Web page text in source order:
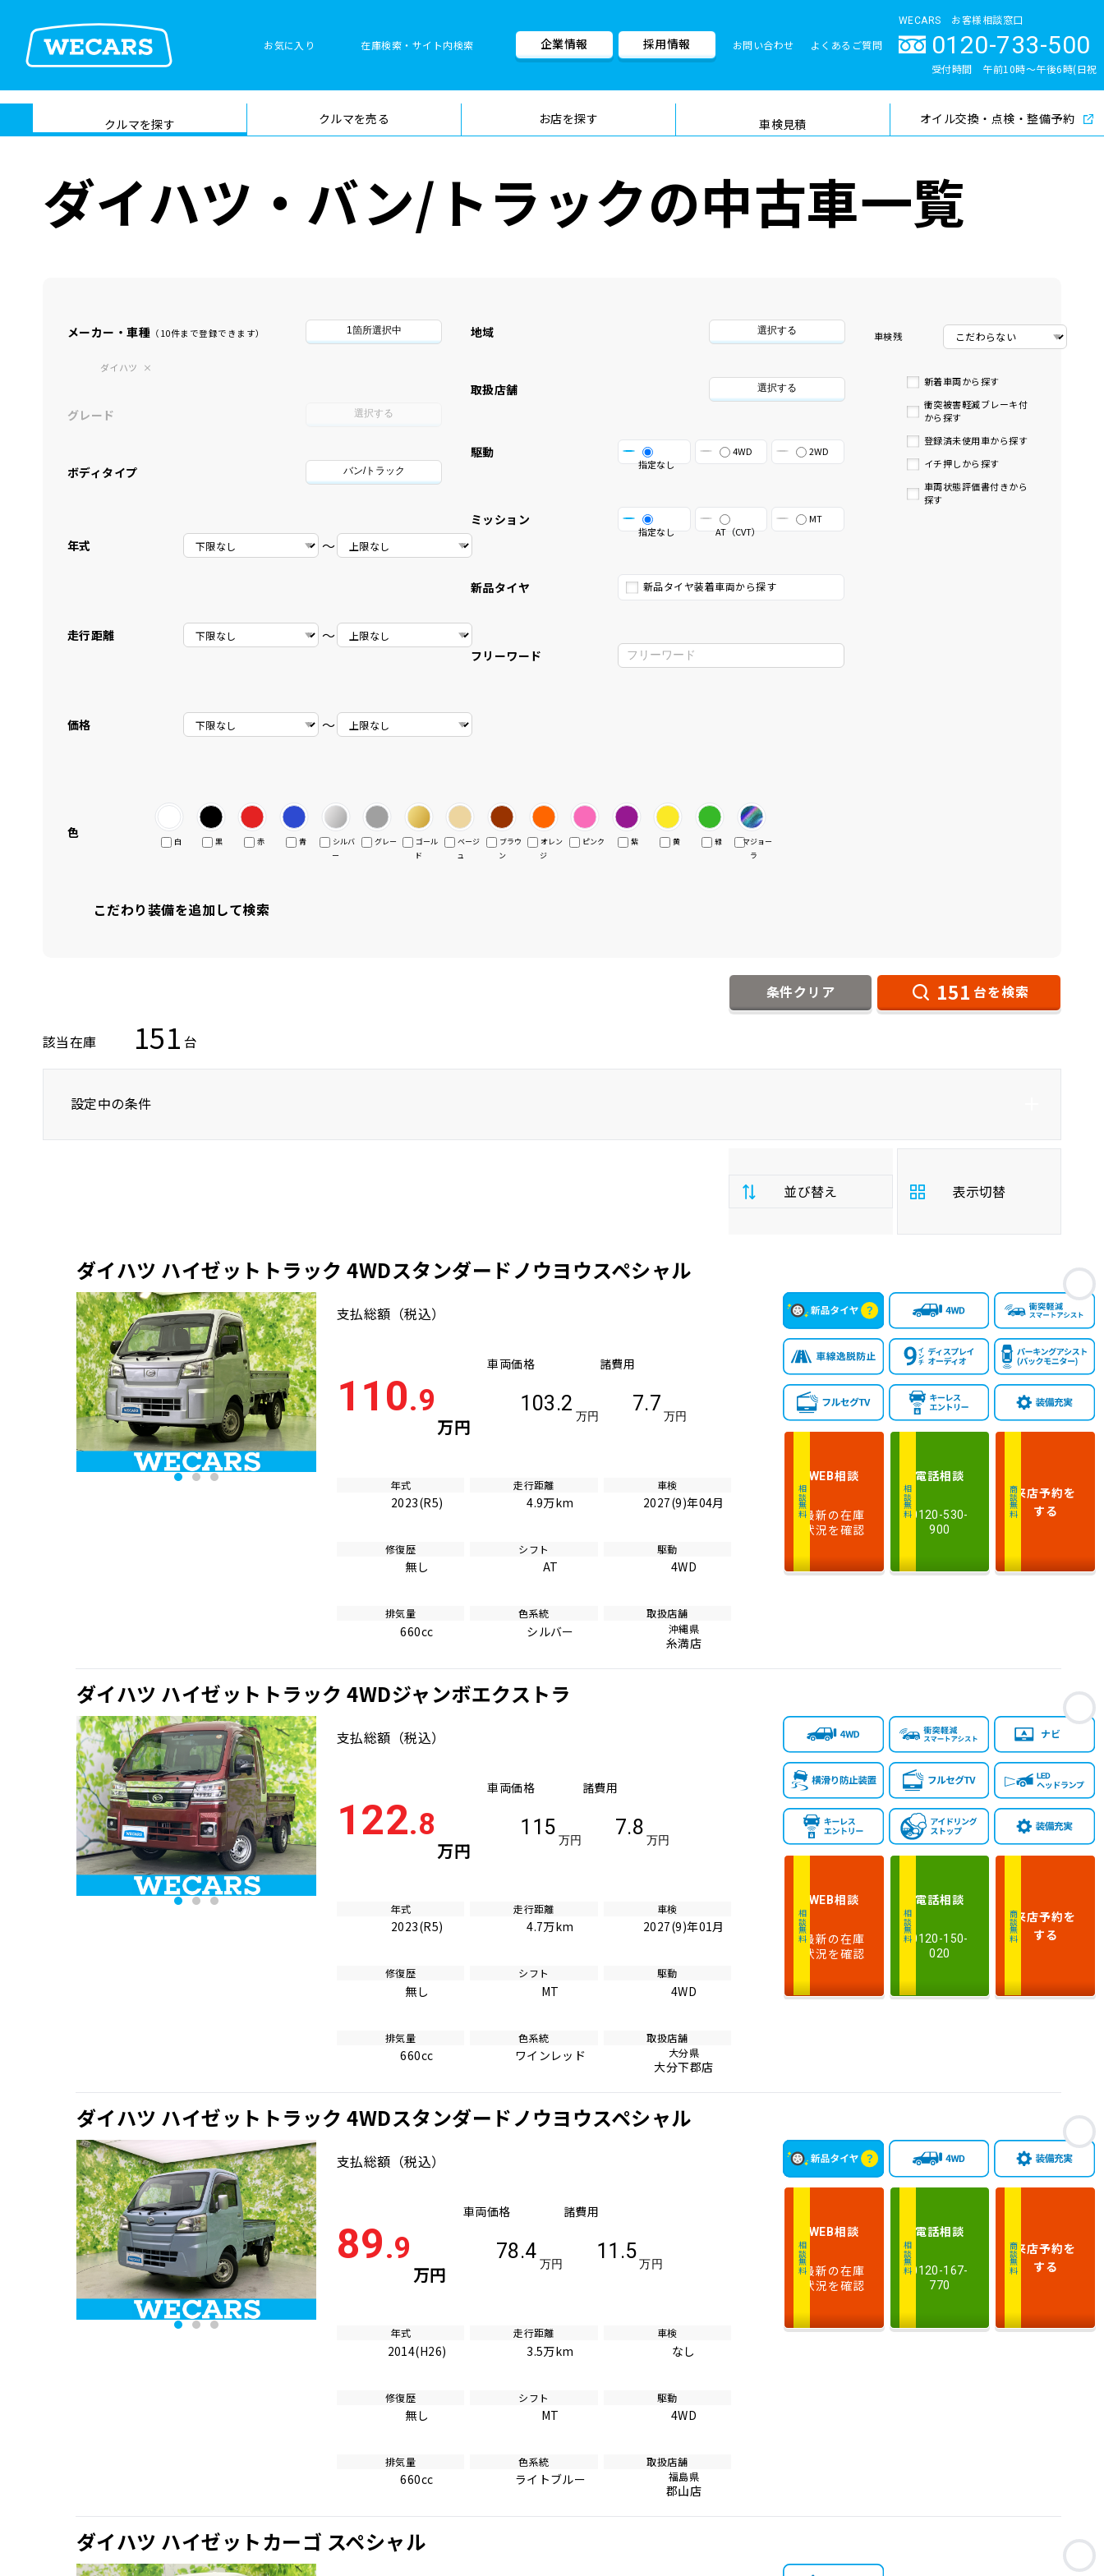
お気に入り 在庫検索・サイト内検索
在庫検索
サイト内検
索
検索
企業情報 採用情報 お問い合わせ よくあるご質問
WECARS お客様相談窓口
0120-733-500
受付時間 午前10時〜午後6時(日祝
クルマを探す クルマを売る お店を探す 車検見積
車検料金・メニュー 品質管理とサポート体制
オイル交換・点検・整備予約
ダイハツ・バン/トラックの中古車一覧
メーカー・車種 （10件まで登録できます） 1箇所選択中
ダイハツ
グレード 選択する
ボディタイプ バン/トラック
年式 〜
走行距離 〜
価格 〜
地域 選択する
取扱店舗 選択する
駆動
指定なし
4WD 2WD
ミッション
指定なし AT（CVT）
MT
新品タイヤ 新品タイヤ装着車両から探す
フリーワード
車検残
新着車両から探す
衝突被害軽減ブレーキ付
から探す
登録済未使用車から探す
イチ押しから探す
車両状態評価書付きから
探す
色
白 黒 赤 青
シルバ
ー
グレー
ゴール
ド
ベージ
ュ
ブラウ
ン
オレン
ジ
ピンク 紫 黄 緑
マジョー
ラ
こだわり装備を追加して検索
条件クリア 151 台を検索
該当在庫 151 台
設定中の条件
並び替え
払
総
安い順 高い順
年
式
新しい順 古い順
走
行
少ない順 多い順
気
量
大きい順 小さい順
検
多い順 少ない順
表示切替
お
ダイハツ ハイゼットトラック 4WDスタンダードノウヨウスペシャル
支払総額 （税込）
110.9
万円
車両価格
103.2
万円
諸費用
7.7
万円
年式
2023(R5)
走行距離
4.9万km
車検
2027(9)年04月
修復歴
無し
シフト
AT
駆動
4WD
排気量
660cc
色系統
シルバー
取扱店舗
沖縄県
糸満店
相談無料
WEB相談
最新の在庫
状況を確認
相談無料
電話相談
0120-530-
900
商談無料来店予約を
する
お
ダイハツ ハイゼットトラック 4WDジャンボエクストラ
支払総額 （税込）
122.8
万円
車両価格
115
万円
諸費用
7.8
万円
年式
2023(R5)
走行距離
4.7万km
車検
2027(9)年01月
修復歴
無し
シフト
MT
駆動
4WD
排気量
660cc
色系統
ワインレッド
取扱店舗
大分県
大分下郡店
相談無料
WEB相談
最新の在庫
状況を確認
相談無料
電話相談
0120-150-
020
商談無料来店予約を
する
お
ダイハツ ハイゼットトラック 4WDスタンダードノウヨウスペシャル
支払総額 （税込）
89.9
万円
車両価格
78.4
万円
諸費用
11.5
万円
年式
2014(H26)
走行距離
3.5万km
車検
なし
修復歴
無し
シフト
MT
駆動
4WD
排気量
660cc
色系統
ライトブルー
取扱店舗
福島県
郡山店
相談無料
WEB相談
最新の在庫
状況を確認
相談無料
電話相談
0120-167-
770
商談無料来店予約を
する
お
ダイハツ ハイゼットカーゴ スペシャル